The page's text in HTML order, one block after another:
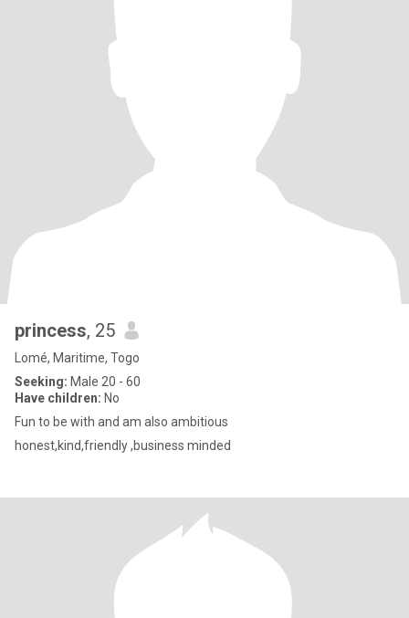
princess, 25
Lomé, Maritime, Togo
Seeking: Male 20 - 60
Have children: No
Fun to be with and am also ambitious
honest,kind,friendly ,business minded